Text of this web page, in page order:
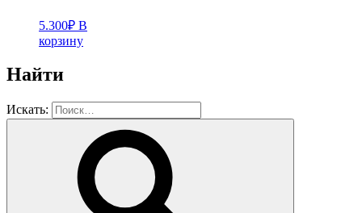
5.300₽ В
корзину
Найти
Искать: